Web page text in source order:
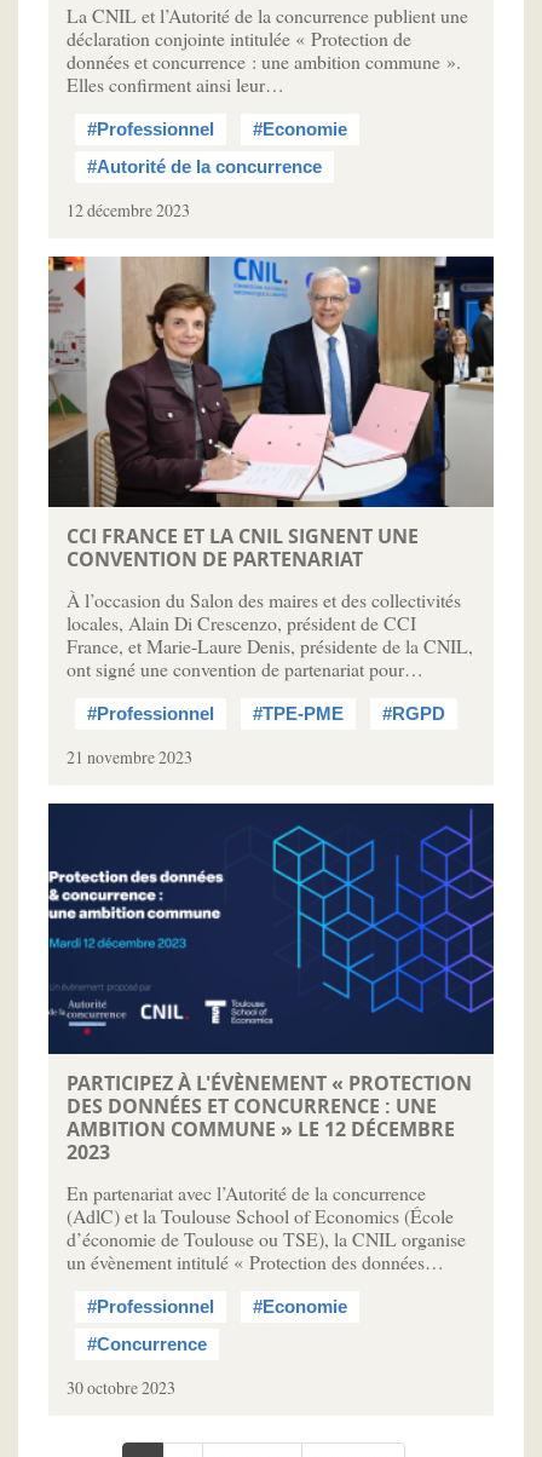
La CNIL et l’Autorité de la concurrence publient une
déclaration conjointe intitulée « Protection de
données et concurrence : une ambition commune ».
Elles confirment ainsi leur…
#Professionnel
#Economie
#Autorité de la concurrence
12 décembre 2023
CCI FRANCE ET LA CNIL SIGNENT UNE
CONVENTION DE PARTENARIAT
À l’occasion du Salon des maires et des collectivités
locales, Alain Di Crescenzo, président de CCI
France, et Marie-Laure Denis, présidente de la CNIL,
ont signé une convention de partenariat pour…
#Professionnel #TPE-PME #RGPD
21 novembre 2023
PARTICIPEZ À L'ÉVÈNEMENT « PROTECTION
DES DONNÉES ET CONCURRENCE : UNE
AMBITION COMMUNE » LE 12 DÉCEMBRE
2023
En partenariat avec l’Autorité de la concurrence
(AdlC) et la Toulouse School of Economics (École
d’économie de Toulouse ou TSE), la CNIL organise
un évènement intitulé « Protection des données…
#Professionnel
#Economie
#Concurrence
30 octobre 2023
Pagination